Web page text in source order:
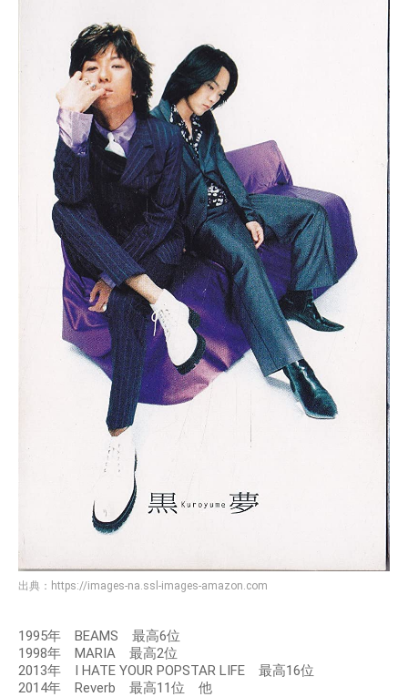
出典： https://images-na.ssl-images-amazon.com
1995年 BEAMS 最高6位
1998年 MARIA 最高2位
2013年 I HATE YOUR POPSTAR LIFE 最高16位
2014年 Reverb 最高11位 他